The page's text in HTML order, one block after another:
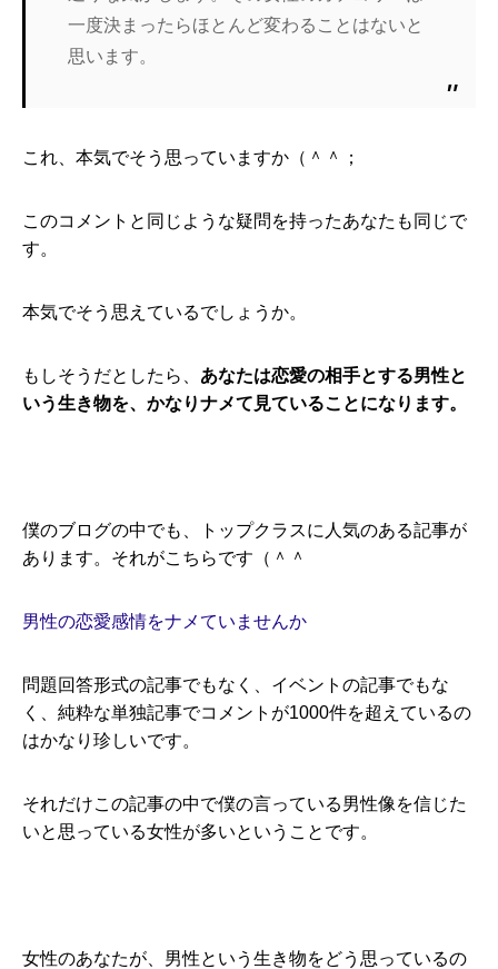
一度決まったらほとんど変わることはない と
思います。
これ、本気でそう思っていますか（＾＾；
このコメントと同じような疑問を持ったあなたも同じで
す。
本気でそう思えているでしょうか。
もしそうだとしたら、 あなたは恋愛の相手とする男性と
いう生き物を、かなりナメて見ていることになります。
僕のブログの中でも、トップクラスに人気のある記事が
あります。それがこちらです（＾＾
男性の恋愛感情をナメていませんか
問題回答形式の記事でもなく、イベントの記事でもな
く、純粋な単独記事でコメントが1000件を超えているの
はかなり珍しいです。
それだけこの記事の中で僕の言っている男性像を信じた
いと思っている女性が多いということです。
女性のあなたが、男性という生き物をどう思っているの